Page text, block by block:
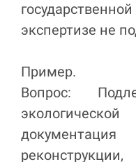
экспертизе не
Пример.
Вопрос: